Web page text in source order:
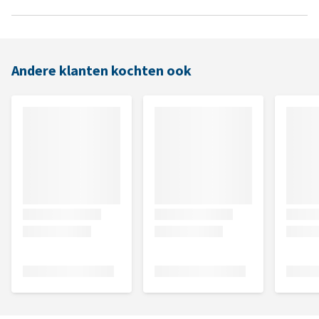
Andere klanten kochten ook